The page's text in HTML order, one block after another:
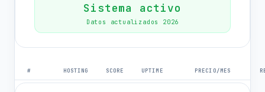
Sistema activo
Datos actualizados 2026
# HOSTING SCORE UPTIME PRECIO/MES